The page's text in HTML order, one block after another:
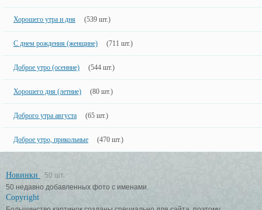
Хорошего утра и дня (539 шт.)
С днем рождения (женщине) (711 шт.)
Доброе утро (осенние) (544 шт.)
Хорошего дня (летние) (80 шт.)
Доброго утра августа (65 шт.)
Доброе утро, прикольные (470 шт.)
Новинки
50 шт.
50 недавно добавленных фото с именами.
Copyright